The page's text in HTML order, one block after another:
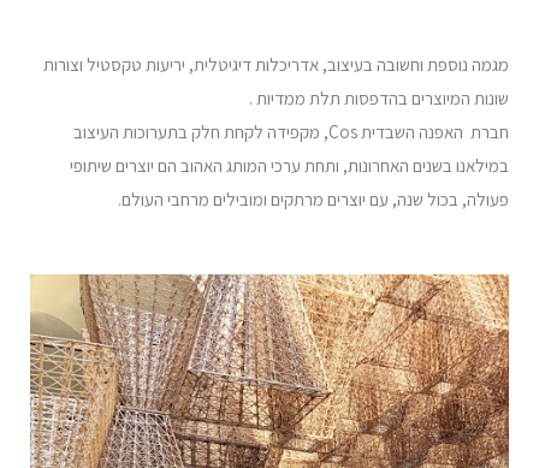
מגמה נוספת וחשובה בעיצוב, אדריכלות דיגיטלית, יריעות טקסטיל וצורות
שונות המיוצרים בהדפסות תלת ממדיות .
חברת האפנה השבדית Cos, מקפידה לקחת חלק בתערוכות העיצוב
במילאנו בשנים האחרונות, ותחת ערכי המותג האהוב הם יוצרים שיתופי
פעולה, בכול שנה, עם יוצרים מרתקים ומובילים מרחבי העולם.